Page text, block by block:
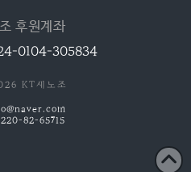
후원계좌
0104-305834
KT새노조
82-65715